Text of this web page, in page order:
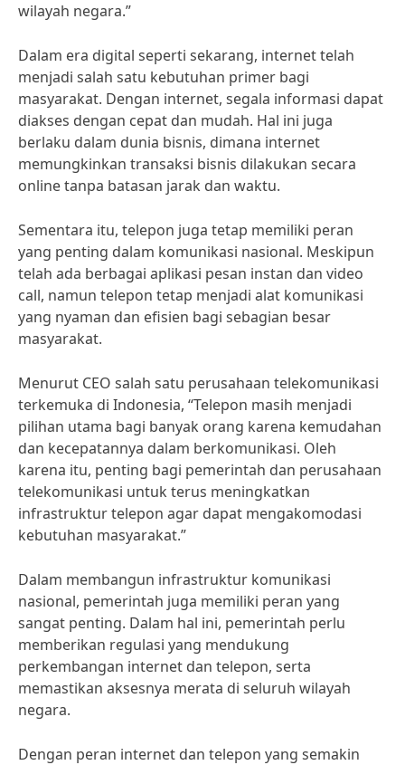
wilayah negara.”
Dalam era digital seperti sekarang, internet telah
menjadi salah satu kebutuhan primer bagi
masyarakat. Dengan internet, segala informasi dapat
diakses dengan cepat dan mudah. Hal ini juga
berlaku dalam dunia bisnis, dimana internet
memungkinkan transaksi bisnis dilakukan secara
online tanpa batasan jarak dan waktu.
Sementara itu, telepon juga tetap memiliki peran
yang penting dalam komunikasi nasional. Meskipun
telah ada berbagai aplikasi pesan instan dan video
call, namun telepon tetap menjadi alat komunikasi
yang nyaman dan efisien bagi sebagian besar
masyarakat.
Menurut CEO salah satu perusahaan telekomunikasi
terkemuka di Indonesia, “Telepon masih menjadi
pilihan utama bagi banyak orang karena kemudahan
dan kecepatannya dalam berkomunikasi. Oleh
karena itu, penting bagi pemerintah dan perusahaan
telekomunikasi untuk terus meningkatkan
infrastruktur telepon agar dapat mengakomodasi
kebutuhan masyarakat.”
Dalam membangun infrastruktur komunikasi
nasional, pemerintah juga memiliki peran yang
sangat penting. Dalam hal ini, pemerintah perlu
memberikan regulasi yang mendukung
perkembangan internet dan telepon, serta
memastikan aksesnya merata di seluruh wilayah
negara.
Dengan peran internet dan telepon yang semakin